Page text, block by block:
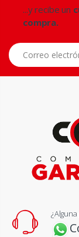
...y recibe un
compra.
Correo electrónico